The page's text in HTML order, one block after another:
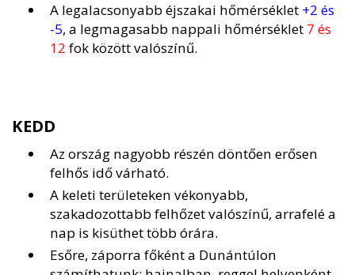
A legalacsonyabb éjszakai hőmérséklet +2 és
-5, a legmagasabb nappali hőmérséklet 7 és
12 fok között valószínű.
KEDD
Az ország nagyobb részén döntően erősen
felhős idő várható.
A keleti területeken vékonyabb,
szakadozottabb felhőzet valószínű, arrafelé a
nap is kisüthet több órára.
Esőre, záporra főként a Dunántúlon